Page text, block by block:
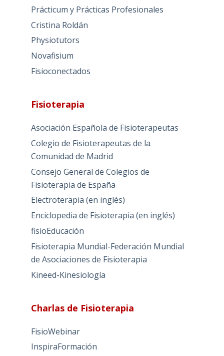
Prácticum y Prácticas Profesionales
Cristina Roldán
Physiotutors
Novafisium
Fisioconectados
Fisioterapia
Asociación Española de Fisioterapeutas
Colegio de Fisioterapeutas de la
Comunidad de Madrid
Consejo General de Colegios de
Fisioterapia de España
Electroterapia (en inglés)
Enciclopedia de Fisioterapia (en inglés)
fisioEducación
Fisioterapia Mundial-Federación Mundial
de Asociaciones de Fisioterapia
Kineed-Kinesiología
Charlas de Fisioterapia
FisioWebinar
InspiraFormación